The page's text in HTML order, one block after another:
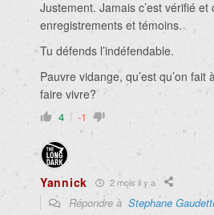
Justement. Jamais c’est vérifié et
enregistrements et témoins.
Tu défends l’indéfendable.
Pauvre vidange, qu’est qu’on
faire vivre?
4 -1
Yannick 2 mois il y a
Répondre à Stephane